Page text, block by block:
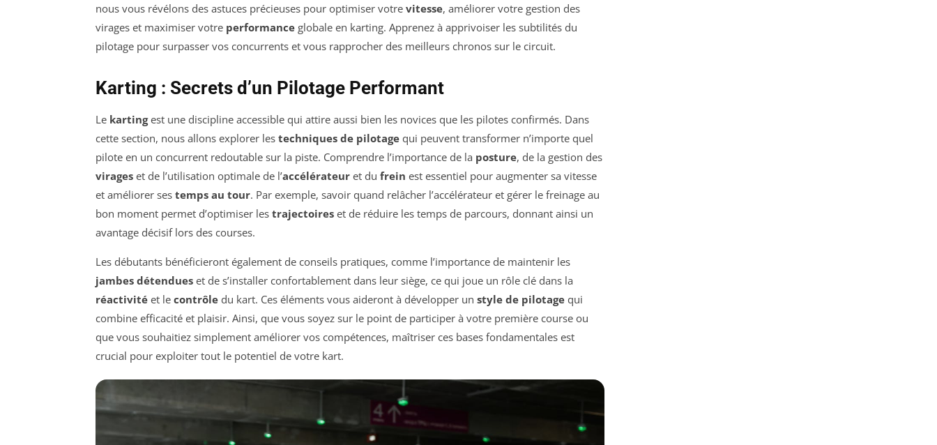
nous vous révélons des astuces précieuses pour optimiser votre vitesse, améliorer votre gestion des
virages et maximiser votre performance globale en karting. Apprenez à apprivoiser les subtilités du
pilotage pour surpasser vos concurrents et vous rapprocher des meilleurs chronos sur le circuit.
Karting : Secrets d’un Pilotage Performant
Le kartingest une discipline accessible qui attire aussi bien les novices que les pilotes confirmés. Dans
cette section, nous allons explorer les techniques de pilotage qui peuvent transformer n’importe quel
pilote en un concurrent redoutable sur la piste. Comprendre l’importance de la posture, de la gestion des
virages et de l’utilisation optimale de l’accélérateur et du frein est essentiel pour augmenter sa vitesse
et améliorer ses temps au tour. Par exemple, savoir quand relâcher l’accélérateur et gérer le freinage au
bon moment permet d’optimiser les trajectoires et de réduire les temps de parcours, donnant ainsi un
avantage décisif lors des courses.
Les débutants bénéficieront également de conseils pratiques, comme l’importance de maintenir les
jambes détendues et de s’installer confortablement dans leur siège, ce qui joue un rôle clé dans la
réactivité et le contrôle du kart. Ces éléments vous aideront à développer un style de pilotage qui
combine efficacité et plaisir. Ainsi, que vous soyez sur le point de participer à votre première course ou
que vous souhaitiez simplement améliorer vos compétences, maîtriser ces bases fondamentales est
crucial pour exploiter tout le potentiel de votre kart.